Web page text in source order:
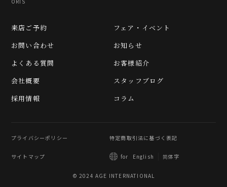
フェア・イベント
お知らせ
お客様紹介
スタッフブログ
コラム
来店ご予約
お問い合わせ
よくある質問
会社概要
採用情報
プライバシーポリシー 特定商取引法に基づく表記
サイトマップ for English 简体字
© 2024 AGE INTERNATIONAL